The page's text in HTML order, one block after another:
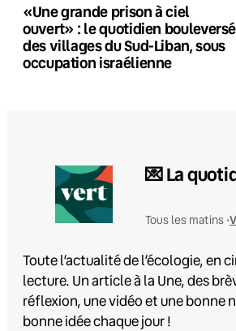
«Une grande prison à ciel
ouvert» : le quotidien bouleversé
des villages du Sud-Liban, sous
occupation israélienne
💌 La
Tous les matins •
Toute l’actualité de l’écologie, en
lecture. Un article à la Une, des
réflexion, une vidéo et une bonne
bonne idée chaque jour !